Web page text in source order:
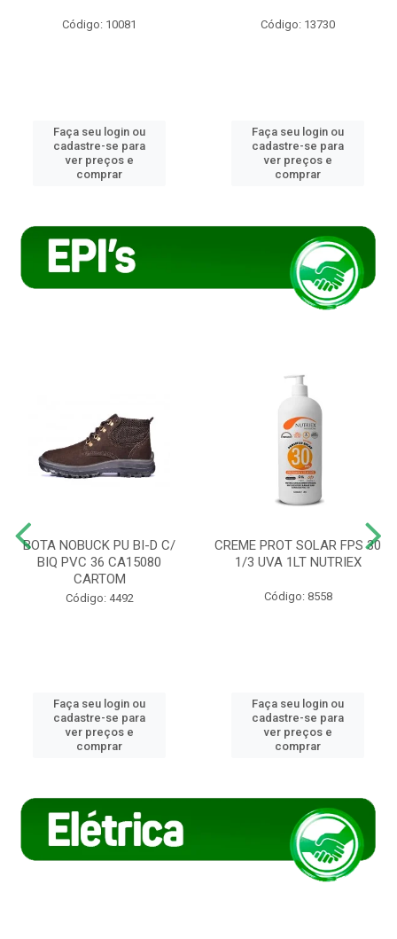
Código: 10081
Faça seu login ou
cadastre-se para
ver preços e
comprar
Código: 13730
Faça seu login ou
cadastre-se para
ver preços e
comprar
BOTA NOBUCK PU BI-D C/
BIQ PVC 36 CA15080
CARTOM
Código: 4492
Faça seu login ou
cadastre-se para
ver preços e
comprar
CREME PROT SOLAR FPS 30
1/3 UVA 1LT NUTRIEX
Código: 8558
Faça seu login ou
cadastre-se para
ver preços e
comprar